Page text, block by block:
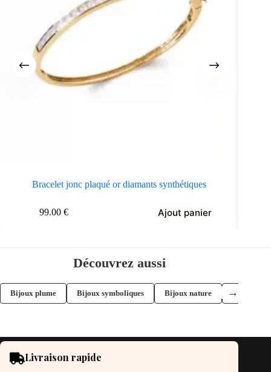
Bracelet jonc plaqué or diamants synthétiques
99.00 € Ajout panier
Découvrez aussi
Bijoux plume Bijoux symboliques Bijoux nature Bracelets
→
Livraison rapide